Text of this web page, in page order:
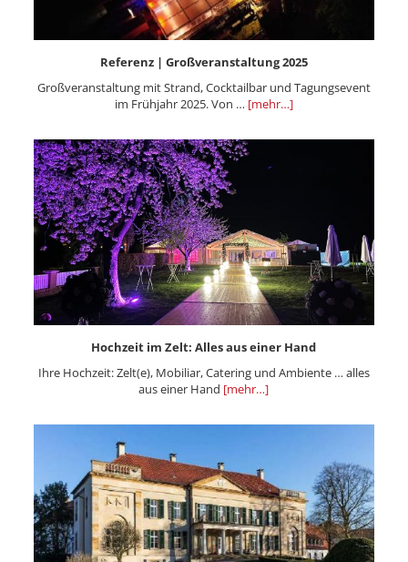
Referenz | Großveranstaltung 2025
Großveranstaltung mit Strand, Cocktailbar und Tagungsevent
im Frühjahr 2025. Von … [mehr…]
Hochzeit im Zelt: Alles aus einer Hand
Ihre Hochzeit: Zelt(e), Mobiliar, Catering und Ambiente … alles
aus einer Hand [mehr…]